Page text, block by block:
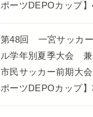
ポーツDEPOカップ】
第48回 一宮サッカ
ル学年別夏季大会
市民サッカー前期大
ポーツDEPOカップ】